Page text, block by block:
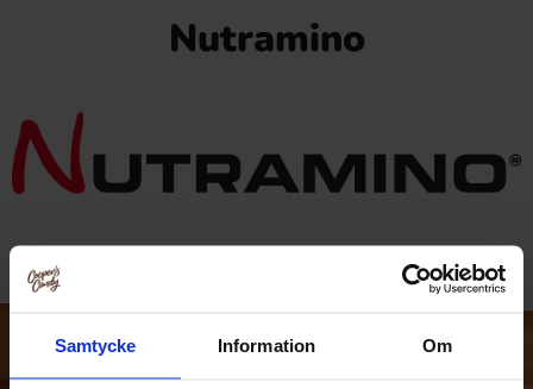
Samtycke Information Om
Nutramino